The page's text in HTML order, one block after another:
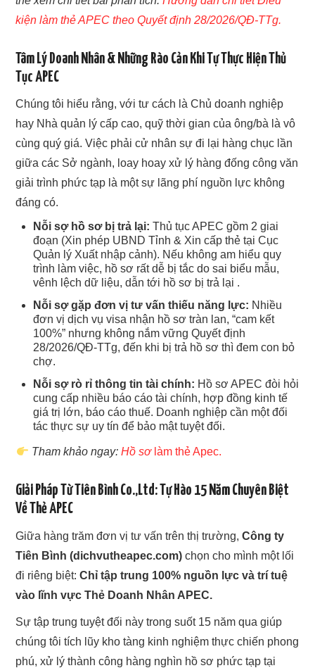
kiện làm thẻ APEC theo Quyết định 28/2026/QĐ-TTg.
Tâm Lý Doanh Nhân & Những Rào Cản Khi Tự Thực Hiện Thủ
Tục APEC
Chúng tôi hiểu rằng, với tư cách là Chủ doanh nghiệp
hay Nhà quản lý cấp cao, quỹ thời gian của ông/bà là vô
cùng quý giá. Việc phải cử nhân sự đi lại hàng chục lần
giữa các Sở ngành, loay hoay xử lý hàng đống công văn
giải trình phức tạp là một sự lãng phí nguồn lực không
đáng có.
Nỗi sợ hồ sơ bị trả lại: Thủ tục APEC gồm 2 giai
đoạn (Xin phép UBND Tỉnh & Xin cấp thẻ tại Cục
Quản lý Xuất nhập cảnh). Nếu không am hiểu quy
trình làm việc, hồ sơ rất dễ bị tắc do sai biểu mẫu,
vênh lệch dữ liệu, dẫn tới hồ sơ bị trả lại .
Nỗi sợ gặp đơn vị tư vấn thiếu năng lực: Nhiều
đơn vị dịch vụ visa nhận hồ sơ tràn lan, “cam kết
100%” nhưng không nắm vững Quyết định
28/2026/QĐ-TTg, đến khi bị trả hồ sơ thì đem con bỏ
chợ.
Nỗi sợ rò rỉ thông tin tài chính: Hồ sơ APEC đòi hỏi
cung cấp nhiều báo cáo tài chính, hợp đồng kinh tế
giá trị lớn, báo cáo thuế. Doanh nghiệp cần một đối
tác thực sự uy tín để bảo mật tuyệt đối.
Tham khảo ngay: Hồ sơ làm thẻ Apec.
Giải Pháp Từ Tiên Bình Co.,Ltd: Tự Hào 15 Năm Chuyên Biệt
Về Thẻ APEC
Giữa hàng trăm đơn vị tư vấn trên thị trường,Công ty
Tiên Bình (dichvutheapec.com) chọn cho mình một lối
đi riêng biệt:Chỉ tập trung 100% nguồn lực và trí tuệ
vào lĩnh vực Thẻ Doanh Nhân APEC.
Sự tập trung tuyệt đối này trong suốt 15 năm qua giúp
chúng tôi tích lũy kho tàng kinh nghiệm thực chiến phong
phú, xử lý thành công hàng nghìn hồ sơ phức tạp tại